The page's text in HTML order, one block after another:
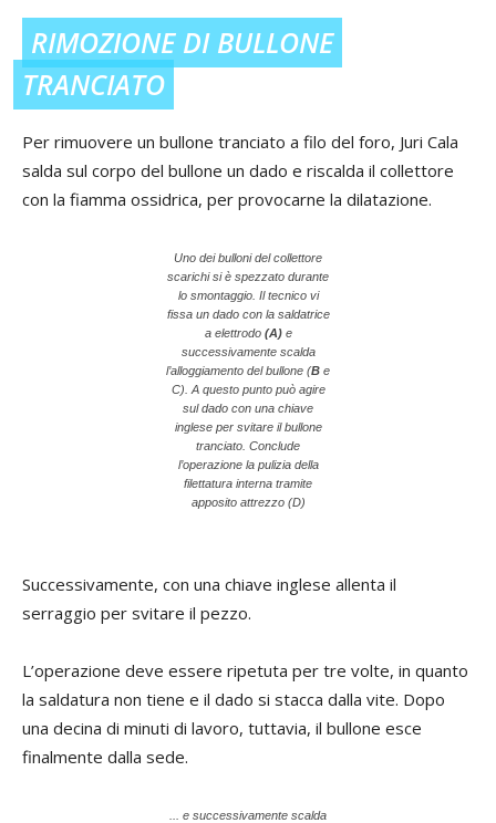
RIMOZIONE DI BULLONE
TRANCIATO
Per rimuovere un bullone tranciato a filo del foro, Juri Cala
salda sul corpo del bullone un dado e riscalda il collettore
con la fiamma ossidrica, per provocarne la dilatazione.
Uno dei bulloni del collettore
scarichi si è spezzato durante
lo smontaggio. Il tecnico vi
fissa un dado con la saldatrice
a elettrodo (A)e
successivamente scalda
l’alloggiamento del bullone (B e
C). A questo punto può agire
sul dado con una chiave
inglese per svitare il bullone
tranciato. Conclude
l’operazione la pulizia della
filettatura interna tramite
apposito attrezzo (D)
Successivamente, con una chiave inglese allenta il
serraggio per svitare il pezzo.
L’operazione deve essere ripetuta per tre volte, in quanto
la saldatura non tiene e il dado si stacca dalla vite. Dopo
una decina di minuti di lavoro, tuttavia, il bullone esce
finalmente dalla sede.
... e successivamente scalda